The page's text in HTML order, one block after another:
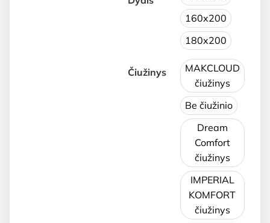
160x200
180x200
Čiužinys
MAKCLOUD
čiužinys
Be čiužinio
Dream
Comfort
čiužinys
IMPERIAL
KOMFORT
čiužinys